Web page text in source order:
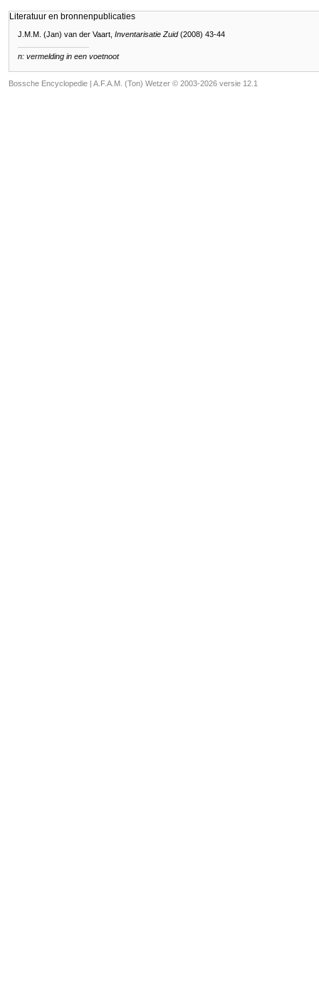
Literatuur en bronnenpublicaties
J.M.M. (Jan) van der Vaart, Inventarisatie Zuid(2008) 43-44
n: vermelding in een voetnoot
Bossche Encyclopedie | A.F.A.M. (Ton) Wetzer © 2003-2026 versie 12.1